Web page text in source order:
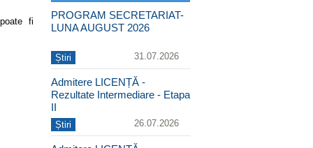
fi
PROGRAM SECRETARIAT-
LUNA AUGUST 2026
Știri 31.07.2026
Admitere LICENȚĂ -
Rezultate Intermediare - Etapa
II
Știri 26.07.2026